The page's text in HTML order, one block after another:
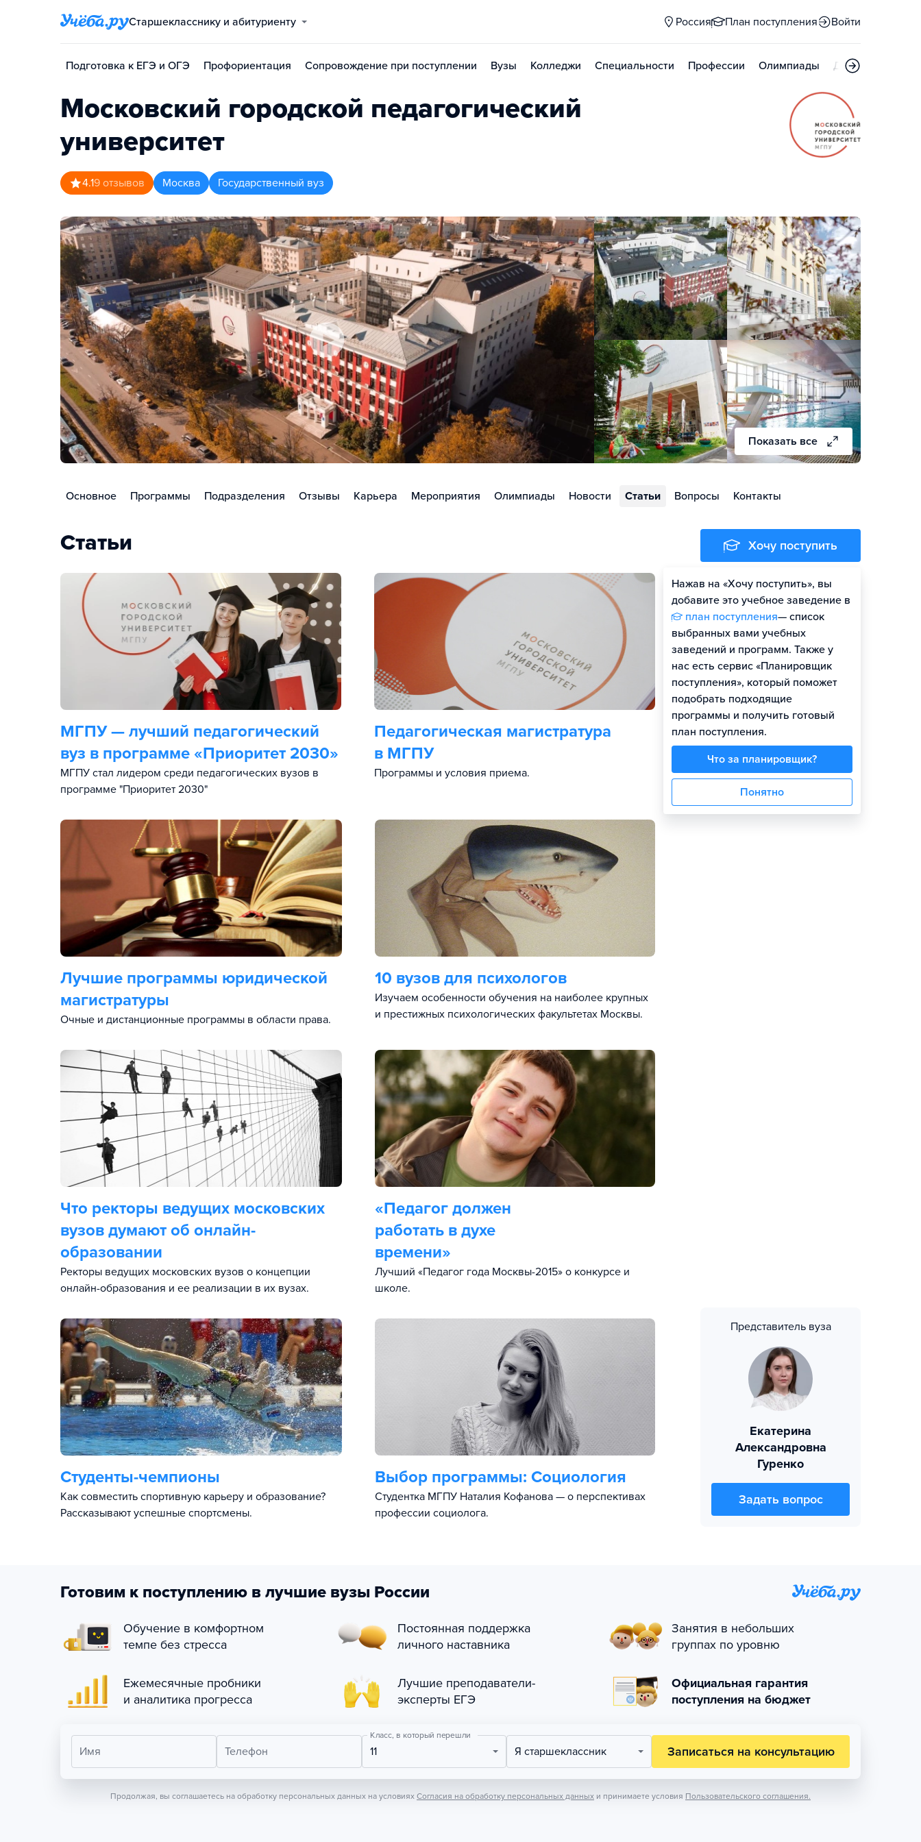
Старшекласснику и абитуриенту Россия План поступления Войти
Подготовка к ЕГЭ и ОГЭ Профориентация Сопровождение при поступлении Вузы Колледжи Специальности Профессии Олимпиады Дни открытых
Московский городской педагогический
университет
4.19 отзывов Москва Государственный вуз
Показать все
Основное Программы Подразделения Отзывы Карьера Мероприятия Олимпиады Новости Статьи Вопросы Контакты
Статьи
МГПУ — лучший педагогический
вуз в программе «Приоритет 2030»
МГПУ стал лидером среди педагогических вузов в
программе "Приоритет 2030"
Педагогическая магистратура
в МГПУ
Программы и условия приема.
Лучшие программы юридической
магистратуры
Очные и дистанционные программы в области права.
10 вузов для психологов
Изучаем особенности обучения на наиболее крупных
и престижных психологических факультетах Москвы.
Что ректоры ведущих московских
вузов думают об онлайн-
образовании
Ректоры ведущих московских вузов о концепции
онлайн-образования и ее реализации в их вузах.
«Педагог должен
работать в духе
времени»
Лучший «Педагог года Москвы-2015» о конкурсе и
школе.
Студенты-чемпионы
Как совместить спортивную карьеру и образование?
Рассказывают успешные спортсмены.
Выбор программы: Социология
Студентка МГПУ Наталия Кофанова — о перспективах
профессии социолога.
Хочу поступить
Нажав на «Хочу поступить», вы
добавите это учебное заведение в
план поступления— список
выбранных вами учебных
заведений и программ. Также у
нас есть сервис «Планировщик
поступления», который поможет
подобрать подходящие
программы и получить готовый
план поступления.
Что за планировщик?
Понятно
Оценить шансы
Представитель вуза
Екатерина
Александровна
Гуренко
Задать вопрос
Готовим к поступлению в лучшие вузы России
Обучение в комфортном
темпе без стресса
Постоянная поддержка
личного наставника
Занятия в небольших
группах по уровню
Ежемесячные пробники
и аналитика прогресса
Лучшие преподаватели-
эксперты ЕГЭ
Официальная гарантия
поступления на бюджет
Имя Телефон
Класс, в который перешли
11 Я старшеклассник Записаться на консультацию
Продолжая, вы соглашаетесь на обработку персональных данных на условиях Согласия на обработку персональных данных и принимаете условия Пользовательского соглашения.